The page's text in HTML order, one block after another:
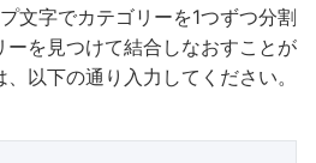
文字でカテゴリーを1つずつ分割
ーを見つけて結合しなおすことが
以下の通り入力してください。